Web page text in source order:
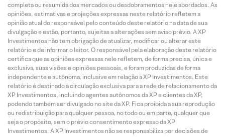
completa ou resumida dos mercados ou desdobramentos nele abordados. As
opiniões, estimativas e projeções expressas neste relatório refletem a
opinião atual do responsável pelo conteúdo deste relatório na data de sua
divulgação e estão, portanto, sujeitas a alterações sem aviso prévio. A XP
Investimentos não tem obrigação de atualizar, modificar ou alterar este
relatório e de informar o leitor. O responsável pela elaboração deste relatório
certifica que as opiniões expressas nele refletem, de forma precisa, única e
exclusiva, suas visões e opiniões pessoais, e foram produzidas de forma
independente e autônoma, inclusive em relação a XP Investimentos. Este
relatório é destinado à circulação exclusiva para a rede de relacionamento da
XP Investimentos, incluindo agentes autônomos da XP e clientes da XP,
podendo também ser divulgado no site da XP. Fica proibida a sua reprodução
ou redistribuição para qualquer pessoa, no todo ou em parte, qualquer que
seja o propósito, sem o prévio consentimento expresso da XP
Investimentos. A XP Investimentos não se responsabiliza por decisões de